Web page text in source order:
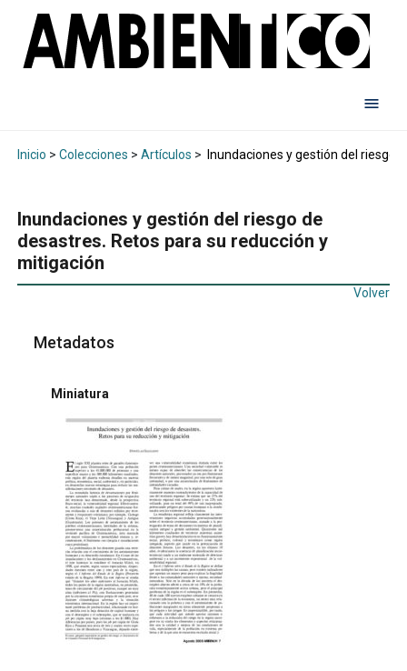
Inicio > Colecciones > Artículos > Inundaciones y gestión del riesgo
Inundaciones y gestión del riesgo de
desastres. Retos para su reducción y
mitigación
Volver
Metadatos
Miniatura